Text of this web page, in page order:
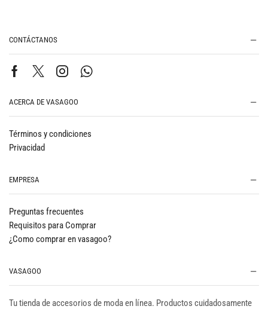
CONTÁCTANOS
ACERCA DE VASAGOO
Términos y condiciones
Privacidad
EMPRESA
Preguntas frecuentes
Requisitos para Comprar
¿Como comprar en vasagoo?
VASAGOO
Tu tienda de accesorios de moda en línea. Productos cuidadosamente